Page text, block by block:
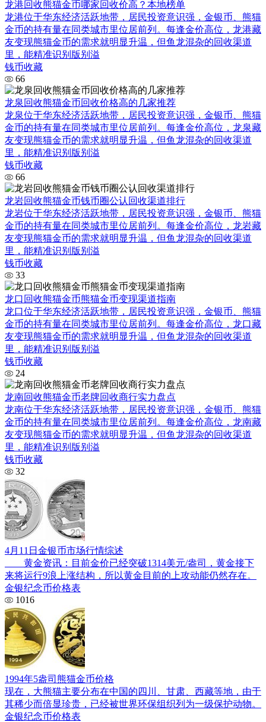
龙港回收熊猫金币哪家回收价高？本地榜单
龙港位于华东经济活跃地带，居民投资意识强，金银币、熊猫
金币的持有量在同类城市里位居前列。每逢金价高位，龙港藏
友变现熊猫金币的需求就明显升温，但鱼龙混杂的回收渠道
里，能精准识别版别溢
钱币收藏
66
龙泉回收熊猫金币回收价格高的几家推荐
龙泉位于华东经济活跃地带，居民投资意识强，金银币、熊猫
金币的持有量在同类城市里位居前列。每逢金价高位，龙泉藏
友变现熊猫金币的需求就明显升温，但鱼龙混杂的回收渠道
里，能精准识别版别溢
钱币收藏
66
龙岩回收熊猫金币钱币圈公认回收渠道排行
龙岩位于华东经济活跃地带，居民投资意识强，金银币、熊猫
金币的持有量在同类城市里位居前列。每逢金价高位，龙岩藏
友变现熊猫金币的需求就明显升温，但鱼龙混杂的回收渠道
里，能精准识别版别溢
钱币收藏
33
龙口回收熊猫金币熊猫金币变现渠道指南
龙口位于华东经济活跃地带，居民投资意识强，金银币、熊猫
金币的持有量在同类城市里位居前列。每逢金价高位，龙口藏
友变现熊猫金币的需求就明显升温，但鱼龙混杂的回收渠道
里，能精准识别版别溢
钱币收藏
24
龙南回收熊猫金币老牌回收商行实力盘点
龙南位于华东经济活跃地带，居民投资意识强，金银币、熊猫
金币的持有量在同类城市里位居前列。每逢金价高位，龙南藏
友变现熊猫金币的需求就明显升温，但鱼龙混杂的回收渠道
里，能精准识别版别溢
钱币收藏
32
4月11日金银币市场行情综述
黄金资讯：目前金价已经突破1314美元/盎司，黄金接下
来将运行9浪上涨结构，所以黄金目前的上攻动能仍然存在。
金银纪念币价格表
1016
1994年5盎司熊猫金币价格
现在，大熊猫主要分布在中国的四川、甘肃、西藏等地，由于
其稀少而倍显珍贵，已经被世界环保组织列为一级保护动物。
金银纪念币价格表